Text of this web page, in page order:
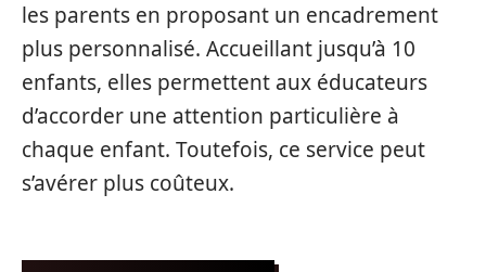
les parents en proposant un encadrement
plus personnalisé. Accueillant jusqu’à 10
enfants, elles permettent aux éducateurs
d’accorder une attention particulière à
chaque enfant. Toutefois, ce service peut
s’avérer plus coûteux.